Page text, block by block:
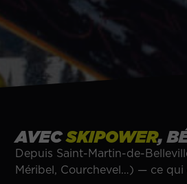
AVECSKIPOWER,
Depuis Saint-Martin-de-
Méribel, Courchevel…) — ce